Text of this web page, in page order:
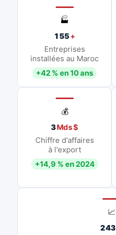
🏭
155+
Entreprises
installées au Maroc
+42 % en 10 ans
💰
3Mds $
Chiffre d'affaires
à l'export
+14,9 % en 2024
📈
243